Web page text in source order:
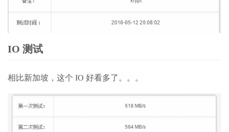
IO 测试
相比新加坡，这个 IO 好看多了。。。